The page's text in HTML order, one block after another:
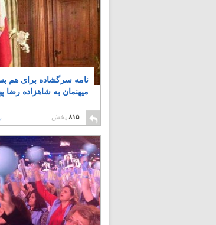
نامه سرگشاده برای هم
میهنمان به شاهزاده رضا
۸۱۵ پخش